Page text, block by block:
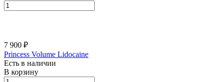
7 900 ₽
Princess Volume Lidocaine
Есть в наличии
В корзину